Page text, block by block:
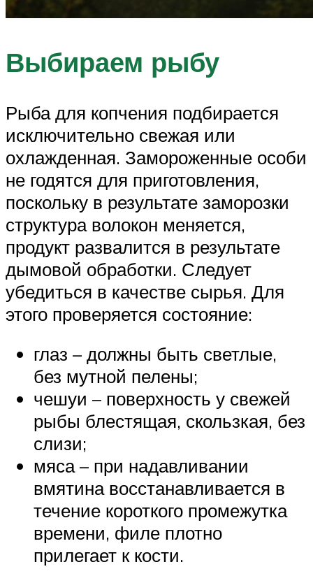
Выбираем рыбу
Рыба для копчения подбирается
исключительно свежая или
охлажденная. Замороженные особи
не годятся для приготовления,
поскольку в результате заморозки
структура волокон меняется,
продукт развалится в результате
дымовой обработки. Следует
убедиться в качестве сырья. Для
этого проверяется состояние:
глаз – должны быть светлые,
без мутной пелены;
чешуи – поверхность у свежей
рыбы блестящая, скользкая, без
слизи;
мяса – при надавливании
вмятина восстанавливается в
течение короткого промежутка
времени, филе плотно
прилегает к кости.